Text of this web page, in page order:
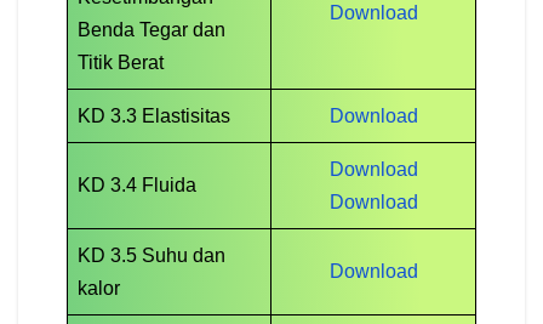
Benda Tegar dan
Titik Berat
Download
KD 3.3 Elastisitas Download
KD 3.4 Fluida
Download
Download
KD 3.5 Suhu dan
kalor
Download